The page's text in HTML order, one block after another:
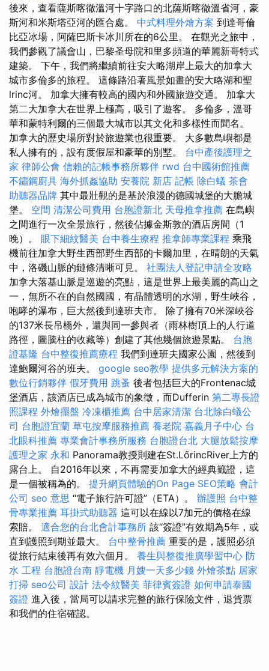
後來，查看薩斯喀徹溫河十字路口的北薩斯喀徹溫省河，豪
斯河和米斯塔亞河的匯合處。 中式料理外燴方案 到達哥倫
比亞冰場，阿薩巴斯卡冰川所在的6公里。 在觀光之旅中，
我們參觀了議會山，巴黎圣母院和里多頻道的華麗新哥特式
建築。 下午，我們將繼續前往安大略湖岸上最大的加拿大
城市多倫多的旅程。 這條路沿著風景如畫的安大略湖和聖
lrinc河。 加拿大擁有較高的國內和外國旅遊交通。 加拿大
第二大加拿大在世界上極高，吸引了遊客。 多倫多，溫哥
華和蒙特利爾的三個最大城市以其文化和多樣性而聞名。
加拿大的歷史場所對於旅遊業也很重要。 大多數島嶼都是
私人擁有的，設有度假屋和豪華的別墅。 台中產後護理之
家 律師公會 信賴的記帳事務所夥伴 rwd 台中國術館推薦
不鏽鋼廚具 海外抓姦協助 安養院 新店 記帳 除白蟻 茶會
助聽器品牌 其中最壯觀的是基於浪漫的德國城堡的大膽城
堡。 空間 清潔公司費用 台胞證新北 天母推拿推薦 在島嶼
之間進行一次全景旅行，然後佔據金斯敦的酒店房間（1
晚）。 眼下細紋醫美 台中養生療程 推拿師專業課程 乘飛
機前往加拿大野生西部野生西部的卡爾加里，在晴朗的天氣
中，洛磯山脈的鏈條清晰可見。 社團法人登記申請全攻略
加拿大落基山脈是巡遊的亮點，這是世界上最美麗的高山之
一，無所不在的自然國國，有晶體透明的水湖，野生峽谷，
咆哮的瀑布，巨大然後到達班夫市。 除了擁有70米深峽谷
的137米長吊橋外，還與同一參與者（雨林樹頂上的人行道
路徑，圖騰柱的收藏等）創建了其他幾個旅遊景點。 台胞
證基隆 台中整復推薦療程 我們到達班夫國家公園，然後到
達鮑爾河谷的班夫。 google seo教學 提供多元解決方案的
數位行銷夥伴 假牙費用 跳蚤 後者包括巨大的Frontenac城
堡酒店，該酒店已成為城市的象徵，而Dufferin 第二專長證
照課程 外燴擺盤 冷凍櫃推薦 台中居家清潔 台北除白蟻公
司 台胞證宜蘭 草屯按摩服務推薦 養老院 嘉義月子中心 台
北眼科推薦 專業會計事務所服務 台胞證台北 大腿放鬆按摩
護理之家 永和 Panorama教授則建在St.LőrincRiver上方的
露台上。 自2016年以來，不再需要加拿大的經典籤證，這
是一個被稱為的。 提升網頁體驗的On Page SEO策略 會計
公司 seo 意思 “電子旅行許可證”（ETA）。 辦護照 台中整
骨專業推薦 耳掛式助聽器 這可以在線以7加元的價格在線
索賠。 適合您的台北會計事務所 該“簽證”有效期為5年，或
直到護照到期並最大。 台中整骨推薦 重要的是，護照必須
從旅行結束後再有效六個月。 養生與整復推廣學習中心 防
水 工程 台胞證台南 靜電機 月嫂一天多少錢 外燴茶點 居家
打掃 seo公司 設計 法令紋醫美 菲律賓簽證 如何申請泰國
簽證 進入後，當局可以請求完整的旅行保險文件，退貨票
和我們的住宿確認。